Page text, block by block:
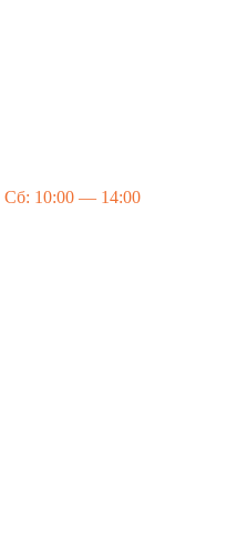
Сб: 10:00 — 14:00